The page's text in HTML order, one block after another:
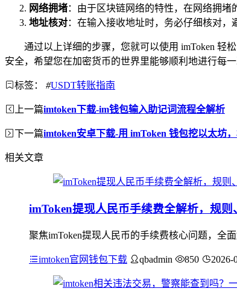
网络拥堵：由于区块链网络的特性，在网络拥堵
地址核对：在输入接收地址时，务必仔细核对
通过以上详细的步骤，您就可以使用 imToken 轻
安全，希望您在加密货币的世界里能够顺利地进行每
标签： #USDT转账指南
上一篇imtoken下载-im钱包输入助记词流程全解析
下一篇imtoken安卓下载-用 imToken 钱包挖以太坊
相关文章
imToken提现人民币手续费全解析，规
聚焦imToken提现人民币的手续费核心问题，全
imtoken官网钱包下载 qbadmin 850 2026-